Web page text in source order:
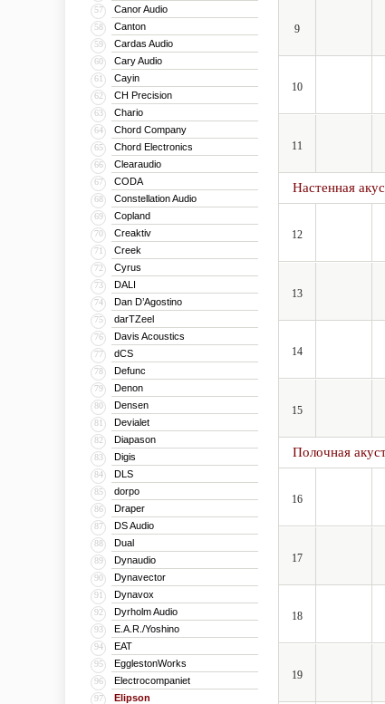
57 Canor Audio
58 Canton
59 Cardas Audio
60 Cary Audio
61 Cayin
62 CH Precision
63 Chario
64 Chord Company
65 Chord Electronics
66 Clearaudio
67 CODA
68 Constellation Audio
69 Copland
70 Creaktiv
71 Creek
72 Cyrus
73 DALI
74 Dan D’Agostino
75 darTZeel
76 Davis Acoustics
77 dCS
78 Defunc
79 Denon
80 Densen
81 Devialet
82 Diapason
83 Digis
84 DLS
85 dorpo
86 Draper
87 DS Audio
88 Dual
89 Dynaudio
90 Dynavector
91 Dynavox
92 Dyrholm Audio
93 E.A.R./Yoshino
94 EAT
95 EgglestonWorks
96 Electrocompaniet
97 Elipson
9
10
11
Настенная
12
13
14
15
Полочная
16
17
18
19